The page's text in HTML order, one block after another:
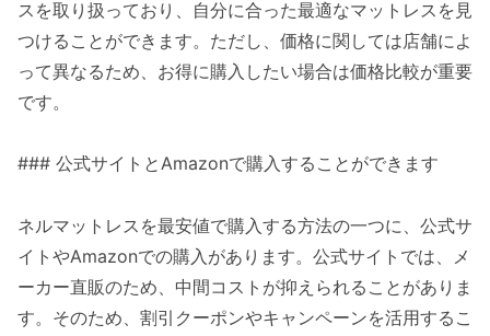
スを取り扱っており、自分に合った最適なマットレスを見
つけることができます。ただし、価格に関しては店舗によ
って異なるため、お得に購入したい場合は価格比較が重要
です。
### 公式サイトとAmazonで購入することができます
ネルマットレスを最安値で購入する方法の一つに、公式サ
イトやAmazonでの購入があります。公式サイトでは、メ
ーカー直販のため、中間コストが抑えられることがありま
す。そのため、割引クーポンやキャンペーンを活用するこ